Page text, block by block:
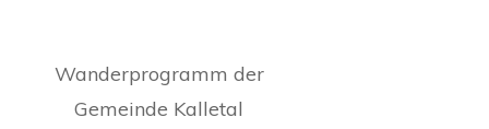
Wanderprogramm der
Gemeinde Kalletal